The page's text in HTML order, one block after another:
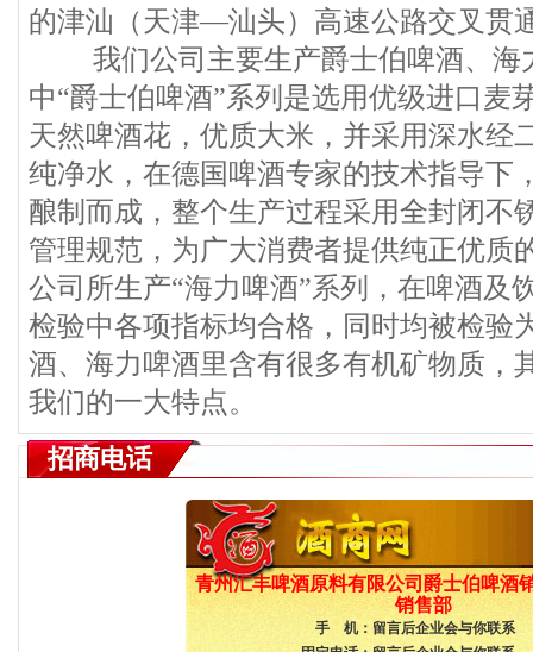
的津汕（天津—汕头）高速公路交叉贯
我们公司主要生产爵士伯啤酒、海
中“爵士伯啤酒”系列是选用优级进口麦
天然啤酒花，优质大米，并采用深水经
纯净水，在德国啤酒专家的技术指导下
酿制而成，整个生产过程采用全封闭不
管理规范，为广大消费者提供纯正优质
公司所生产“海力啤酒”系列，在啤酒及
检验中各项指标均合格，同时均被检验
酒、海力啤酒里含有很多有机矿物质，
我们的一大特点。
招商电话
青州汇丰啤酒原料有限公司爵士伯啤酒
销售部
手 机： 留言后企业会与你联系